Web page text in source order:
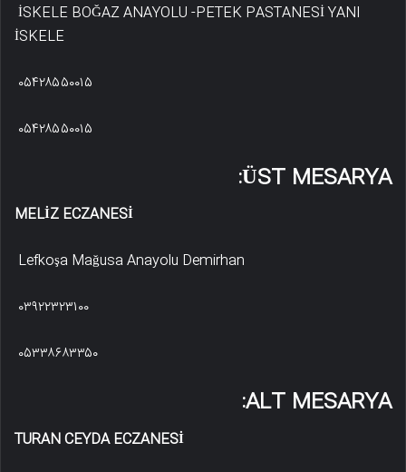
İSKELE BOĞAZ ANAYOLU -PETEK PASTANESİ YANI
İSKELE
۰۵۴۲۸۵۵۰۰۱۵
۰۵۴۲۸۵۵۰۰۱۵
ÜST MESARYA:
MELİZ ECZANESİ
Lefkoşa Mağusa Anayolu Demirhan
۰۳۹۲۲۳۲۳۱۰۰
۰۵۳۳۸۶۸۳۳۵۰
ALT MESARYA:
TURAN CEYDA ECZANESİ